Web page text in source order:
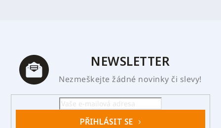
NEWSLETTER
Nezmeškejte žádné novinky či slevy!
PŘIHLÁSIT SE